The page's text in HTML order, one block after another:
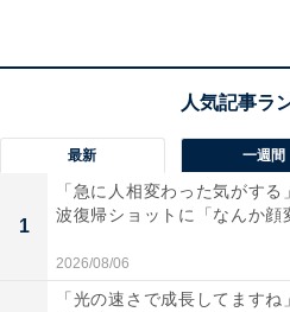
最新 一週間
1
「急に人相変わった気がす
波復帰ショットに「なんか顔
2026/08/06
「光の速さで成長してます